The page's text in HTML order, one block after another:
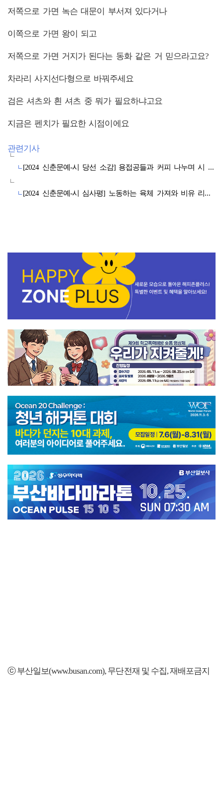
저쪽으로 가면 녹슨 대문이 부서져 있다거나
이쪽으로 가면 왕이 되고
저쪽으로 가면 거지가 된다는 동화 같은 거 믿으라고요?
차라리 사지선다형으로 바꿔주세요
검은 셔츠와 흰 셔츠 중 뭐가 필요하냐고요
지금은 펜치가 필요한 시점이에요
관련기사
[2024 신춘문예-시 당선 소감] 용접공들과 커피 나누며 시 찾아낼 것
[2024 신춘문예-시 심사평] 노동하는 육체 가져와 비유 리듬 증폭시켜
ⓒ 부산일보(www.busan.com), 무단전재 및 수집, 재배포금지